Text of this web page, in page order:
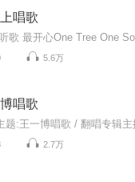
唱歌
5.6万
唱歌
2.7万